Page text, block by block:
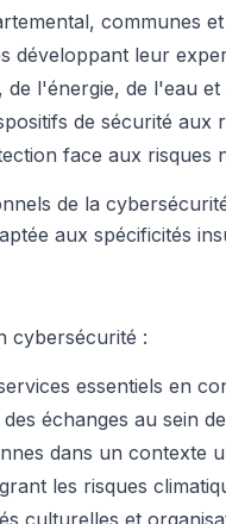
communes
développant leur
l'énergie, de l'eau
de sécurité aux
face aux risques
de la
aux spécificités
cybersécurité :
essentiels en
échanges au sein
dans un contexte
les risques
culturelles et